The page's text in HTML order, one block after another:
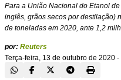
Para a União Nacional do Etanol
inglês, grãos secos por destilação)
de toneladas em 2020, ante 1,2
por: Reuters
Terça-feira, 13 de outubro de 2020